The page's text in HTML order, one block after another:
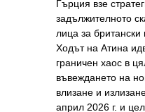
Гърция взе
задължителното
лица за британски
Ходът на Атина
граничен хаос в
въвеждането на
влизане и
април 2026 г. и